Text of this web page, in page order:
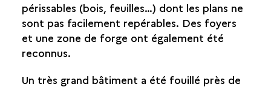
périssables (bois, feuilles…) dont les plans ne
sont pas facilement repérables. Des foyers
et une zone de forge ont également été
reconnus.
Un très grand bâtiment a été fouillé près de